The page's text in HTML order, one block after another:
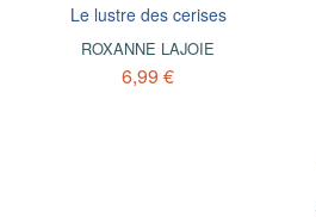
Le lustre des cerises
ROXANNE LAJOIE
6,99 €